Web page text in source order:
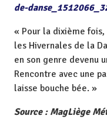
de-
« Pour la dixième
les Hivernales de la
en son genre devenu
Rencontre avec une
laisse bouche bée. »
Source : MagLiège